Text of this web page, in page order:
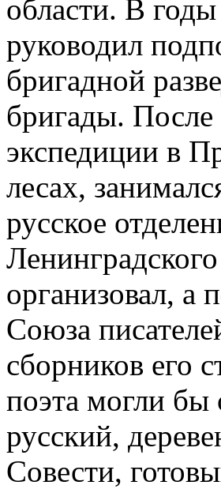
области. В
руководил
бригадной
бригады. После
экспедиции в
лесах,
русское
организовал, а
Союза
сборников его
поэта могли бы
русский,
Совести,